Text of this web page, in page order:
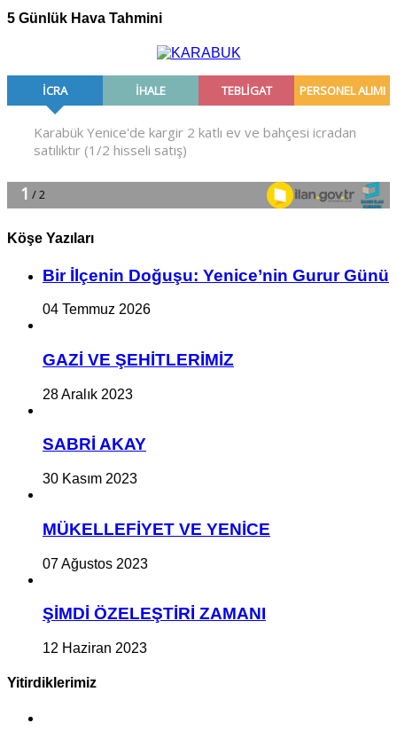
5 Günlük Hava Tahmini
Köşe Yazıları
Bir İlçe­nin Do­ğu­şu: Ye­ni­ce’nin Gurur Günü
04 Temmuz 2026
GAZİ VE ŞEHİTLERİMİZ
28 Aralık 2023
SABRİ AKAY
30 Kasım 2023
MÜKELLEFİYET VE YENİCE
07 Ağustos 2023
ŞİMDİ ÖZELEŞTİRİ ZAMANI
12 Haziran 2023
Yitirdiklerimiz